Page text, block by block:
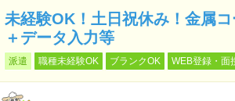
未経験OK！土日祝休み！金属
＋データ入力等
派遣 職種未経験OK ブランクOK WEB登録・面